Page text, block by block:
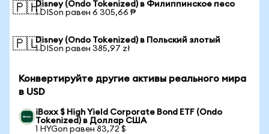
🇵🇭Disney (Ondo Tokenized) в Филиппинское песо
1 DISon равен 6 305,66 ₱
🇵🇱Disney (Ondo Tokenized) в Польский злотый
1 DISon равен 385,97 zł
Конвертируйте другие активы реального мира
в USD
iBoxx $ High Yield Corporate Bond ETF (Ondo
Tokenized) в Доллар США
1 HYGon равен 83,72 $